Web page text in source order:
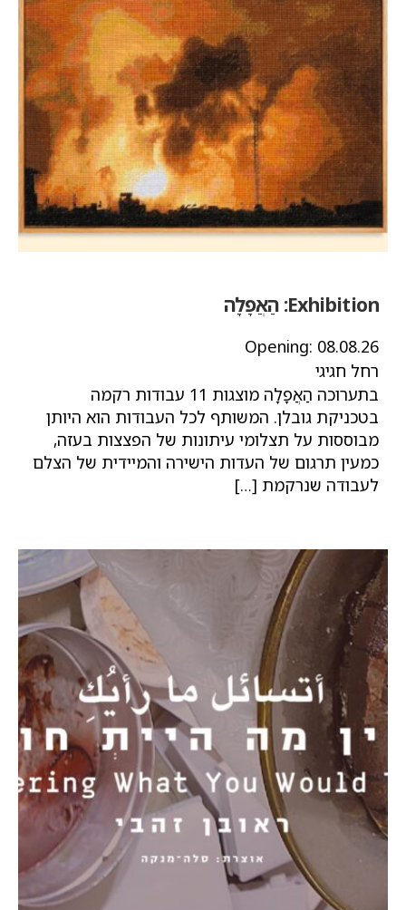
Exhibition: הַאֲפָלָה
Opening: 08.08.26
רחל חגיגי
בתערוכה הַאֲפָלָה מוצגות 11 עבודות רקמה
בטכניקת גובלן. המשותף לכל העבודות הוא היותן
מבוססות על תצלומי עיתונות של הפצצות בעזה,
כמעין תרגום של העדות הישירה והמיידית של הצלם
לעבודה שנרקמת […]